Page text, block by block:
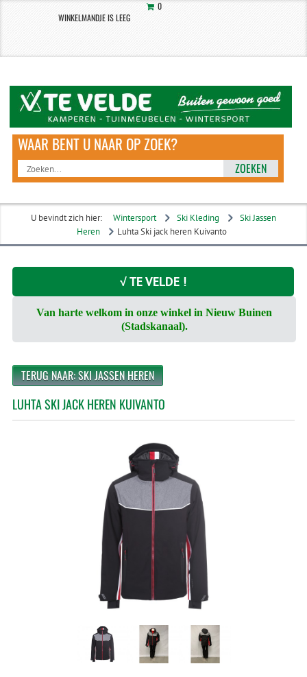
0
WINKELMANDJE IS LEEG
ZOEKEN
U bevindt zich hier: Wintersport Ski Kleding
Ski Jassen
Heren
Luhta Ski jack heren Kuivanto
√ TE VELDE !
Van harte welkom in onze winkel in Nieuw Buinen
(Stadskanaal).
TERUG NAAR: SKI JASSEN HEREN
LUHTA SKI JACK HEREN KUIVANTO